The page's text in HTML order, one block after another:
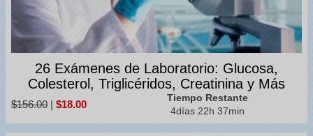
26 Exámenes de Laboratorio: Glucosa,
Colesterol, Triglicéridos, Creatinina y Más
$156.00 | $18.00
Tiempo Restante
4días 22h 37min